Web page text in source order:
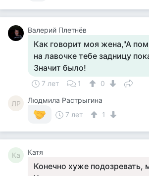
Валерий Плетнёв
Как говорит моя жена,"А
на лавочке тебе задницу
Значит было!
7 лет 1 0
ЛР
Людмила Растрыгина
7 лет
1
Ка Катя
Конечно хуже подозревать,